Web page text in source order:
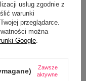
sprawdzi
usług zgodnie z
warunki
przeglądarce.
można
Google.
Zawsze
aktywne